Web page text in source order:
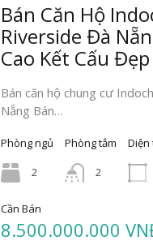
Bán Căn Hộ
Riverside Đà
Cao Kết Cấu Đẹp
Bán căn hộ chung cư
Nẵng Bán…
Phòng ngủ
2
Phòng tắm
2
Diện
Cần Bán
8.500.000.000